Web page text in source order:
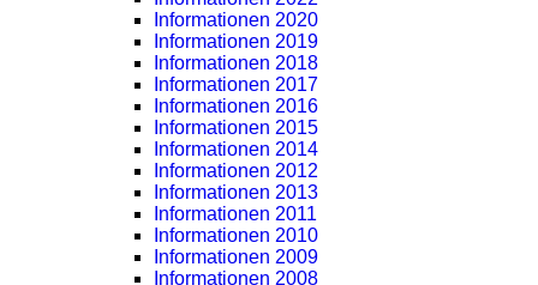
Informationen 2020
Informationen 2019
Informationen 2018
Informationen 2017
Informationen 2016
Informationen 2015
Informationen 2014
Informationen 2012
Informationen 2013
Informationen 2011
Informationen 2010
Informationen 2009
Informationen 2008